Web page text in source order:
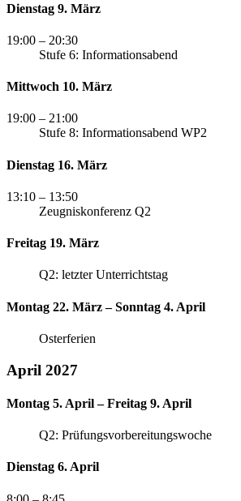
Dienstag 9. März
19:00 – 20:30
Stufe 6: Informationsabend
Mittwoch 10. März
19:00 – 21:00
Stufe 8: Informationsabend WP2
Dienstag 16. März
13:10 – 13:50
Zeugniskonferenz Q2
Freitag 19. März
Q2: letzter Unterrichtstag
Montag 22. März – Sonntag 4. April
Osterferien
April 2027
Montag 5. April – Freitag 9. April
Q2: Prüfungsvorbereitungswoche
Dienstag 6. April